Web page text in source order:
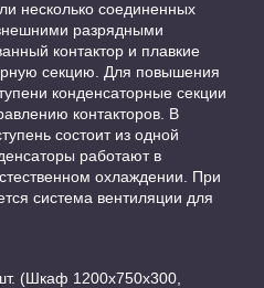
соединенных
разрядными
контактор и плавкие
секцию. Для повышения
конденсаторные секции
контакторов. В
состоит из одной
работают в
охлаждении. При
система вентиляции для
(Шкаф 1200х750х300,